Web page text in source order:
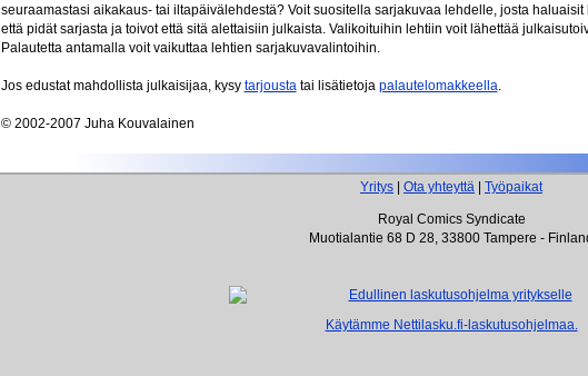
seuraamastasi aikakaus- tai iltapäivälehdestä? Voit suositella sarjakuvaa lehdelle, josta
että pidät sarjasta ja toivot että sitä alettaisiin julkaista. Valikoituihin lehtiin voit lähettää
Palautetta antamalla voit vaikuttaa lehtien sarjakuvavalintoihin.
Jos edustat mahdollista julkaisijaa, kysy tarjoustatai lisätietoja palautelomakkeella.
© 2002-2007 Juha Kouvalainen
Yritys
Ota yhteyttä Työpaikat
Royal Comics Syndicate
Muotialantie 68 D 28, 33800 Tampere -
Käytämme Nettilasku.fi-laskutusohjelmaa.